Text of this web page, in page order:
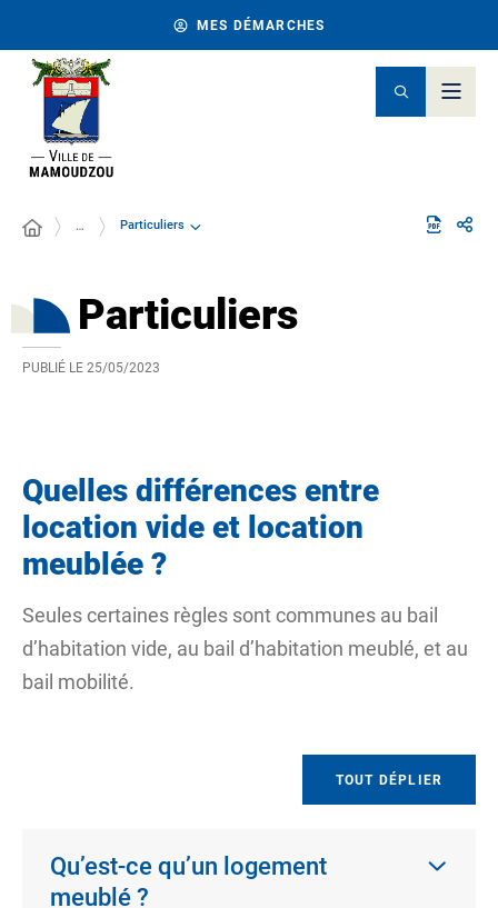
MES DÉMARCHES
… Particuliers
Particuliers
PUBLIÉ LE 25/05/2023
Quelles différences entre
location vide et location
meublée ?
Seules certaines règles sont communes au bail
d’habitation vide, au bail d’habitation meublé, et au
bail mobilité.
TOUT DÉPLIER
Qu’est-ce qu’un logement
meublé ?